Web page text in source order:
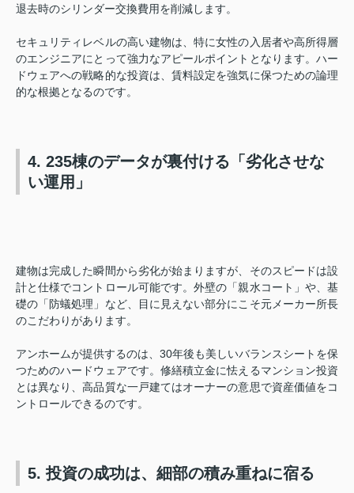
退去時のシリンダー交換費用を削減します。
セキュリティレベルの高い建物は、特に女性の入居者や高所得層
のエンジニアにとって強力なアピールポイントとなります。ハー
ドウェアへの戦略的な投資は、賃料設定を強気に保つための論理
的な根拠となるのです。
4. 235棟のデータが裏付ける「劣化させな
い運用」
建物は完成した瞬間から劣化が始まりますが、そのスピードは設
計と仕様でコントロール可能です。外壁の「親水コート」や、基
礎の「防蟻処理」など、目に見えない部分にこそ元メーカー所長
のこだわりがあります。
アンホームが提供するのは、30年後も美しいバランスシートを保
つためのハードウェアです。修繕積立金に怯えるマンション投資
とは異なり、高品質な一戸建てはオーナーの意思で資産価値をコ
ントロールできるのです。
5. 投資の成功は、細部の積み重ねに宿る